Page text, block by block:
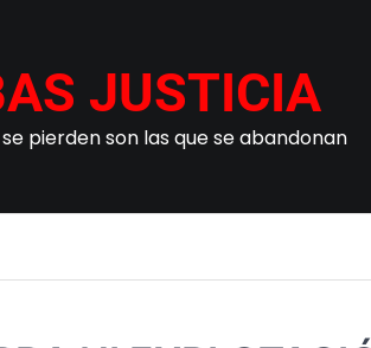
JUSTICIA
pierden son las que se abandonan